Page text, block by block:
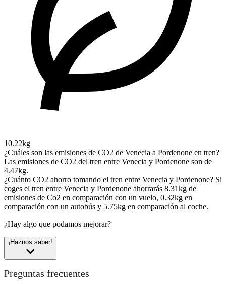
10.22kg
¿Cuáles son las emisiones de CO2 de Venecia a Pordenone en tren?
Las emisiones de CO2 del tren entre Venecia y Pordenone son de
4.47kg.
¿Cuánto CO2 ahorro tomando el tren entre Venecia y Pordenone? Si
coges el tren entre Venecia y Pordenone ahorrarás 8.31kg de
emisiones de Co2 en comparación con un vuelo, 0.32kg en
comparación con un autobús y 5.75kg en comparación al coche.
¿Hay algo que podamos mejorar?
¡Haznos saber!
Preguntas frecuentes